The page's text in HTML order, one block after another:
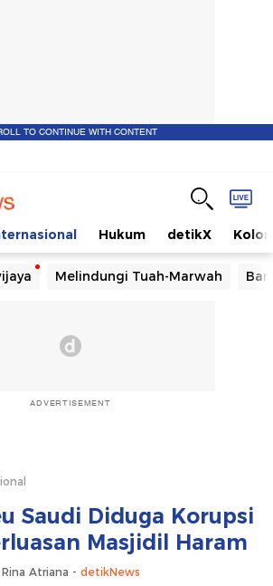
TO CONTINUE WITH CONTENT
Hukum detikX
Melindungi Tuah-Marwah
ADVERTISEMENT
Saudi Diduga Korupsi
Masjidil Haram
Rina Atriana - detikNews